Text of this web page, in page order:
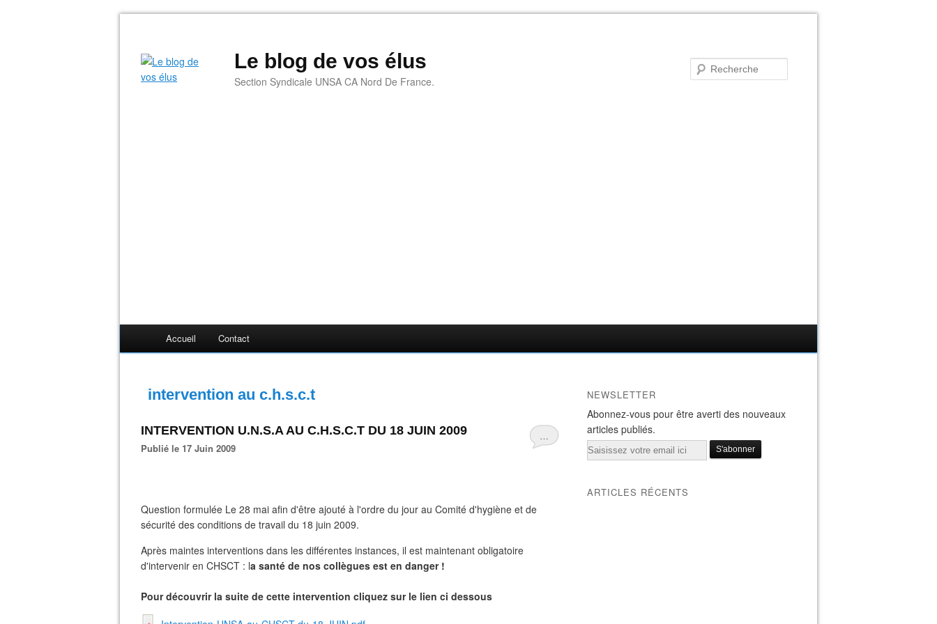
Le blog de vos élus
Section Syndicale UNSA CA Nord De France.
Accueil Contact
intervention au c.h.s.c.t
…
INTERVENTION U.N.S.A AU C.H.S.C.T DU 18 JUIN 2009
Publié le 17 Juin 2009
Question formulée Le 28 mai afin d'être ajouté à l'ordre du jour au Comité d'hygiène et de
sécurité des conditions de travail du 18 juin 2009.
Après maintes interventions dans les différentes instances, il est maintenant obligatoire
d'intervenir en CHSCT : la santé de nos collègues est en danger !
Pour découvrir la suite de cette intervention cliquez sur le lien ci dessous
NEWSLETTER
Abonnez-vous pour être averti des nouveaux
articles publiés.
Email
ARTICLES RÉCENTS